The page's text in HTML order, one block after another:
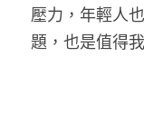
壓力，年輕人
題，也是值得